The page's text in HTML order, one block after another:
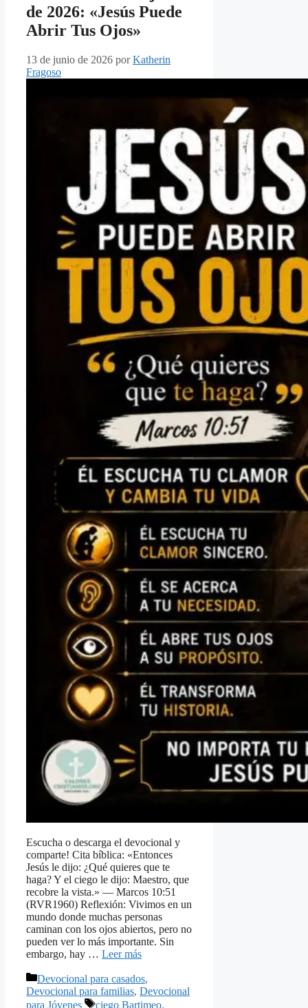
de 2026: «Jesús Puede
Abrir Tus Ojos»
13 de junio de 2026 porKatherin
Fragoso
Escucha o descarga el devocional y
comparte! Cita bíblica: «Entonces
Jesús le dijo: ¿Qué quieres que te
haga? Y el ciego le dijo: Maestro, que
recobre la vista.» — Marcos 10:51
(RVR1960) Reflexión: Vivimos en un
mundo donde muchas personas
caminan con los ojos abiertos, pero no
pueden ver lo más importante. Sin
embargo, hay … Leer más
Categorías
Devocional para casados,
Devocional para familias, Devocional
para Jóvenes
Etiquetas
ciego Bartimeo,